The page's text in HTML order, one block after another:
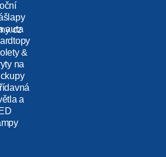
auta
&
na
a